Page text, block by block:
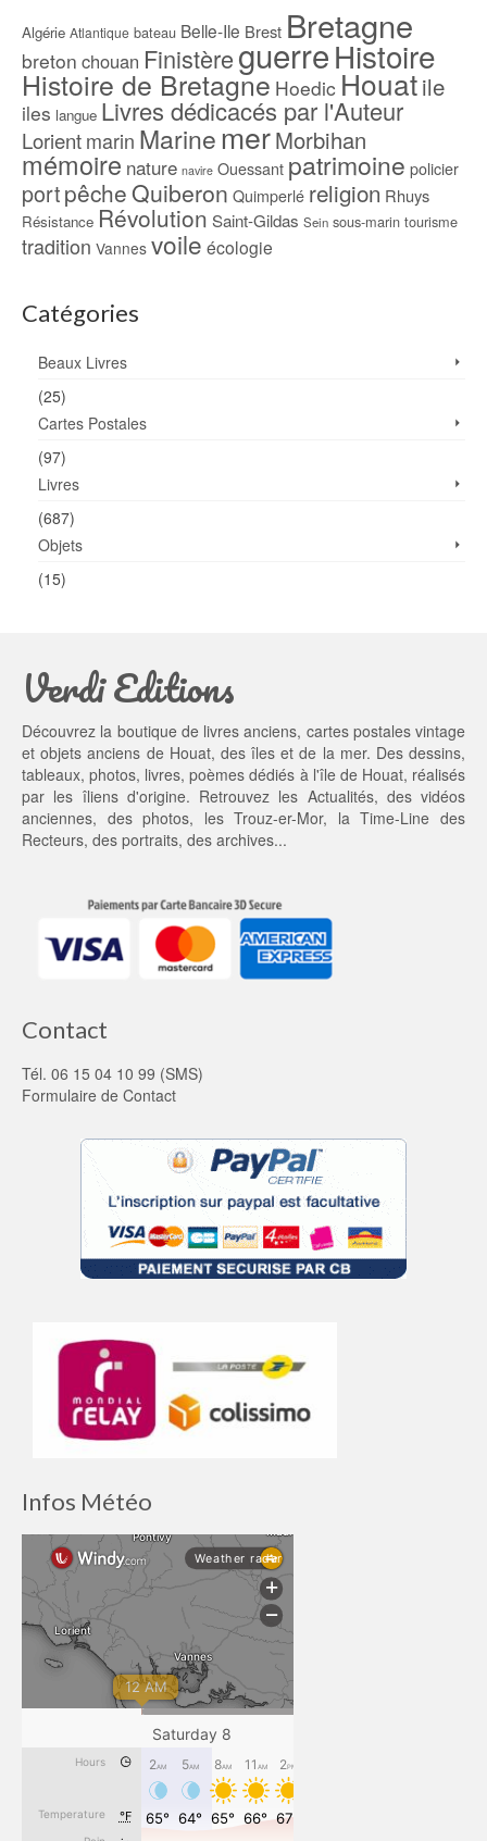
Algérie Atlantique bateau Belle-Ile Brest Bretagne
breton chouan FinistèreguerreHistoire
Histoire de Bretagne Hoedic Houatile
iles langue Livres dédicacés par l'Auteur
Lorientmarin Marine merMorbihan
mémoire nature navire Ouessant patrimoine policier
portpêcheQuiberon Quimperlé religion Rhuys
Résistance Révolution Saint-Gildas Sein sous-marin tourisme
tradition Vannes voile écologie
Catégories
Beaux Livres
(25)
Cartes Postales
(97)
Livres
(687)
Objets
(15)
Verdi Editions
Découvrez la boutique de livres anciens, cartes postales vintage
et objets anciens de Houat, des îles et de la mer. Des dessins,
tableaux, photos, livres, poèmes dédiés à l'île de Houat, réalisés
par les îliens d'origine. Retrouvez les Actualités, des vidéos
anciennes, desphotos, lesTrouz-er-Mor, laTime-Line des
Recteurs, des portraits, des archives...
Contact
Tél. 06 15 04 10 99 (SMS)
Formulaire de Contact
Infos Météo